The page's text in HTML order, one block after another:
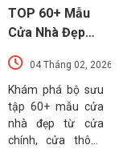
TOP 60+ Mẫu
Cửa Nhà Đẹp
Hiện Đại, Sang
Trọng Xu
Hướng Mới Nhất
04 Tháng 02, 2026
Khám phá bộ sưu
tập 60+ mẫu cửa
nhà đẹp từ cửa
chính, cửa thông